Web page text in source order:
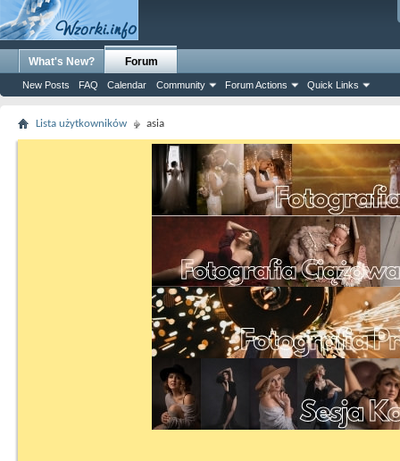
What's New? Forum
New Posts FAQ Calendar Community Forum Actions Quick Links
Lista użytkowników asia